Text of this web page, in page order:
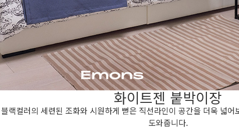
화이트젠 붙박이장
랙컬러의 세련된 조화와 시원하게 뻗은 직선라인이 공간을 더욱 넓
도와줍니다.